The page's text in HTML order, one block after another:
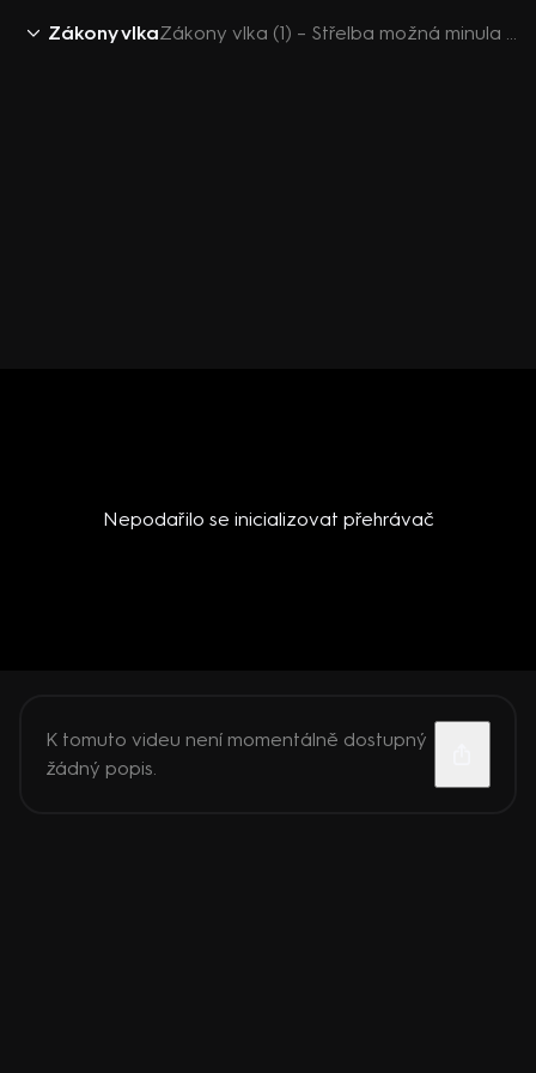
Zákony vlka Zákony vlka (1) – Střelba možná minula cíl
Nepodařilo se inicializovat přehrávač
K tomuto videu není momentálně dostupný
žádný popis.